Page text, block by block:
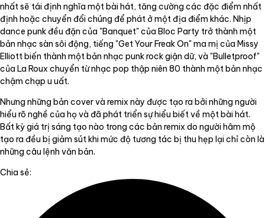
nhất sẽ tái định nghĩa một bài hát, tăng cường các đặc điểm nhất
định hoặc chuyển đổi chúng để phát ở một địa điểm khác. Nhịp
dance punk đều đặn của "Banquet" của Bloc Party trở thành một
bản nhạc sàn sôi động, tiếng "Get Your Freak On" ma mị của Missy
Elliott biến thành một bản nhạc punk rock giận dữ, và "Bulletproof"
của La Roux chuyển từ nhạc pop thập niên 80 thành một bản nhạc
chậm chạp u uất.
Nhưng những bản cover và remix này được tạo ra bởi những người
hiểu rõ nghề của họ và đã phát triển sự hiểu biết về một bài hát.
Bất kỳ giá trị sáng tạo nào trong các bản remix do người hâm mộ
tạo ra đều bị giảm sút khi mức độ tương tác bị thu hẹp lại chỉ còn là
những câu lệnh văn bản.
Chia sẻ: